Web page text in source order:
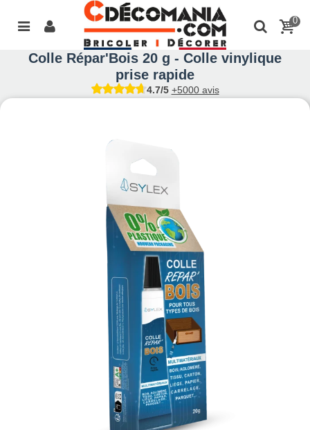
0
Colle Répar'Bois 20 g - Colle vinylique
prise rapide
4.7/5 +5000 avis